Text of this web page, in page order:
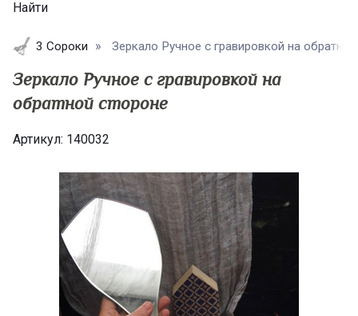
Найти
3 Сороки Зеркало Ручное с гравировкой на обратной
Зеркало Ручное с гравировкой на
обратной стороне
Артикул: 140032